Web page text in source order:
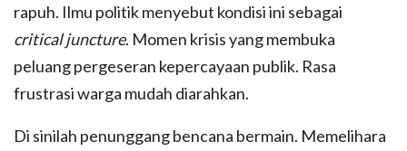
rapuh. Ilmu politik menyebut kondisi ini sebagai
critical juncture. Momen krisis yang membuka
peluang pergeseran kepercayaan publik. Rasa
frustrasi warga mudah diarahkan.
Di sinilah penunggang bencana bermain. Memelihara